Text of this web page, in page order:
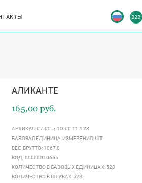
АЛИКАНТЕ
165,00 руб.
АРТИКУЛ: 07-00-5-10-00-11-123
БАЗОВАЯ ЕДИНИЦА ИЗМЕРЕНИЯ: ШТ
ВЕС БРУТТО: 1067,8
КОД: 00000010666
КОЛИЧЕСТВО В БАЗОВЫХ ЕДИНИЦАХ: 528
КОЛИЧЕСТВО В ШТУКАХ: 528